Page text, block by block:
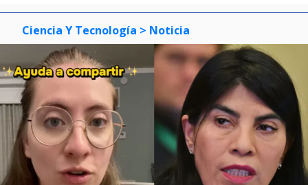
Ciencia Y Tecnología > Noticia